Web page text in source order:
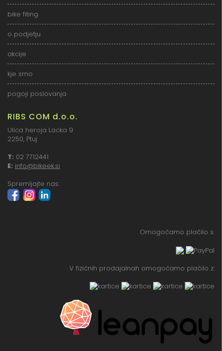
bike fiting
o podjetju
akcije
kje smo
pogoji poslovanja
RIBS COM d.o.o.
Ulica heroja Lacka 9
2250, Ptuj
T: 02 7712441
E: info@bikeek.si
Spremljajte nas:
Omogočamo plačilo s:
V fizičnih prodajalnah omogočamo plačilo z: